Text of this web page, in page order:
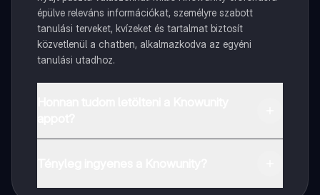
épülve releváns információkat, személyre szabott
tanulási terveket, kvízeket és tartalmat biztosít
közvetlenül a chatben, alkalmazkodva az egyéni
tanulási utadhoz.